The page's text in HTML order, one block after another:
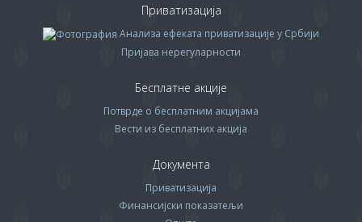
Приватизација
Анализа ефеката приватизације у Србији
Пријава нерегуларности
Бесплатне акције
Потврде о бесплатним акцијама
Вести из бесплатних акција
Документа
Приватизација
Финансијски показатељи